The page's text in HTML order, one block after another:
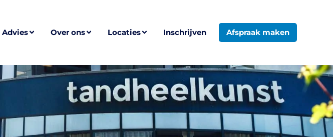
Advies Over ons Locaties Inschrijven Afspraak maken